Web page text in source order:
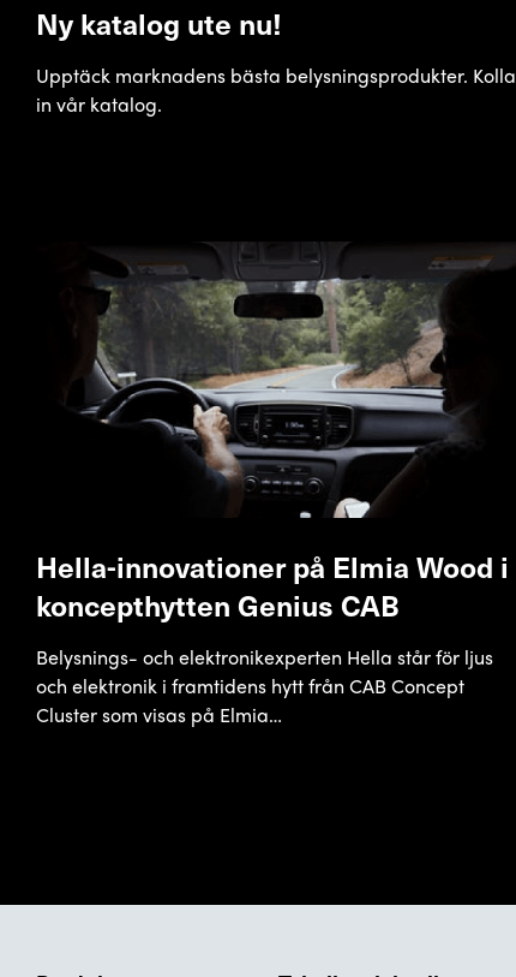
Ny katalog ute nu!
Upptäck marknadens bästa belysningsprodukter. Kolla
in vår katalog.
​Hella-innovationer på Elmia Wood i
koncepthytten Genius CAB
Belysnings- och elektronikexperten Hella står för ljus
och elektronik i framtidens hytt från CAB Concept
Cluster som visas på Elmia…